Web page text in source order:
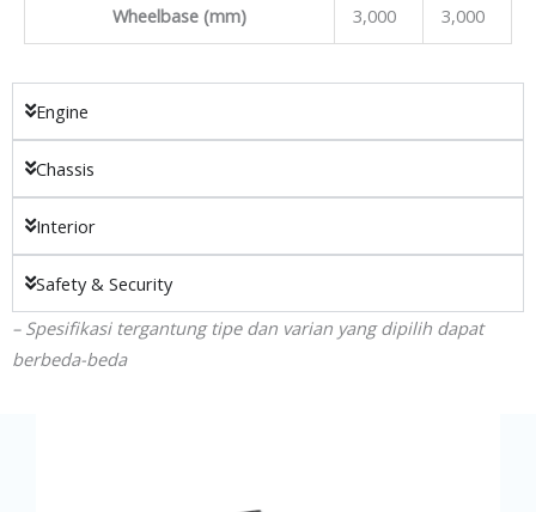
Wheelbase (mm) 3,000 3,000
Engine
Chassis
Interior
Safety & Security
– Spesifikasi tergantung tipe dan varian yang dipilih dapat
berbeda-beda